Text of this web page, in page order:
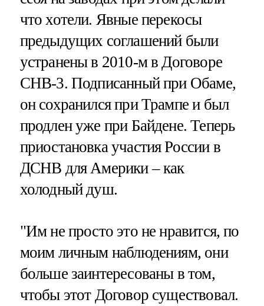
что хотели. Явные перекосы
предыдущих соглашений были
устранены в 2010-м в Договоре
СНВ-3. Подписанный при Обаме,
он сохранился при Трампе и был
продлен уже при Байдене. Теперь
приостановка участия России в
ДСНВ для Америки – как
холодный душ.
"Им не просто это не нравится, по
моим личным наблюдениям, они
больше заинтересованы в том,
чтобы этот Договор существовал.